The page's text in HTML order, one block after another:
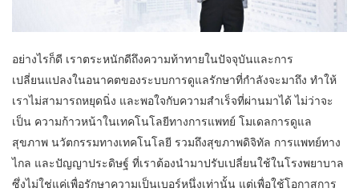
อย่างไรก็ดี เราตระหนักดีถึงความท้าทายในปัจจุบันและการ
เปลี่ยนแปลงในอนาคตของระบบการดูแลรักษาที่กำลังจะมาถึง ทำให้
เราไม่สามารถหยุดนิ่ง และพอใจกับความสำเร็จที่ผ่านมาได้ ไม่ว่าจะ
เป็น ความก้าวหน้าในเทคโนโลยีทางการแพทย์ โมเดลการดูแล
สุขภาพ นวัตกรรมทางเทคโนโลยี รวมถึงสุขภาพดิจิทัล การแพทย์ทาง
ไกล และปัญญาประดิษฐ์ ที่เราต้องนำมาปรับเปลี่ยนใช้ในโรงพยาบาล
ซึ่งไม่ใช่แค่เพื่อรักษาความเป็นเบอร์หนึ่งเท่านั้น แต่เพื่อใช้โอกาสการ